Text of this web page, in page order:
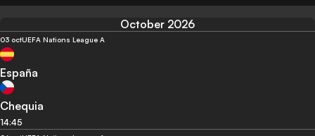
October 2026
03 octUEFA Nations League A
España
Chequia
14:45